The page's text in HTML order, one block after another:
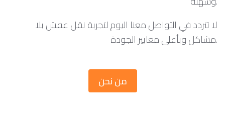
لا تتردد في التواصل معنا اليوم لتجربة نقل عفش بلا
مشاكل وبأعلى معايير الجودة.
من نحن